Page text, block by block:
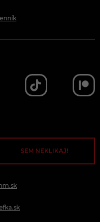
SEM NEKLIKAJ!